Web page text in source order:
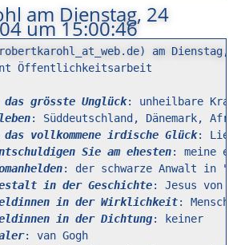
am Dienstag, 24
um 15:00:46
am Dienstag,
Öffentlichkeitsarbeit
grösste Unglück
vollkommene irdische Glück
Sie am ehesten
in der Geschichte
in der Wirklichkeit
in der Dichtung
: keiner
: van Gogh